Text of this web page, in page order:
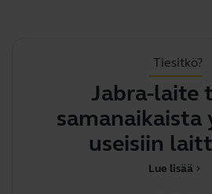
Tiesitkö?
Jabra-laite
useisiin
chevron_right
Lue lisää